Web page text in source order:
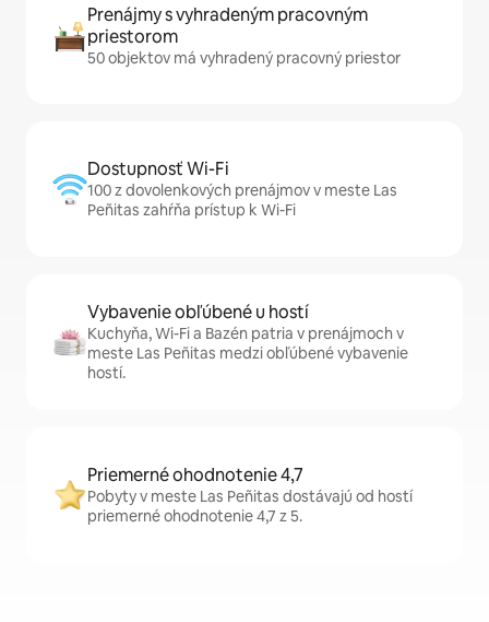
Prenájmy s vyhradeným pracovným
priestorom
50 objektov má vyhradený pracovný priestor
Dostupnosť Wi-Fi
100 z dovolenkových prenájmov v meste Las
Peñitas zahŕňa prístup k Wi-Fi
Vybavenie obľúbené u hostí
Kuchyňa, Wi-Fi a Bazén patria v prenájmoch v
meste Las Peñitas medzi obľúbené vybavenie
hostí.
Priemerné ohodnotenie 4,7
Pobyty v meste Las Peñitas dostávajú od hostí
priemerné ohodnotenie 4,7 z 5.